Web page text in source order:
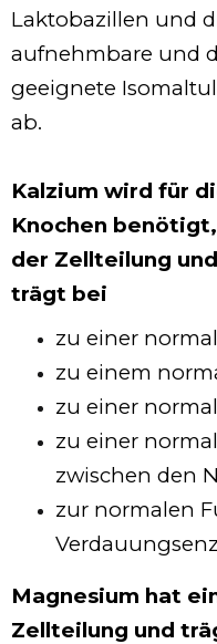
Laktobazillen und
aufnehmbare und
geeignete
ab.
Kalzium wird für
Knochen
der Zellteilung
trägt bei
zu einer
zu einem
zu einer
zu einer
zwischen den
zur normalen
Magnesium hat
Zellteilung und